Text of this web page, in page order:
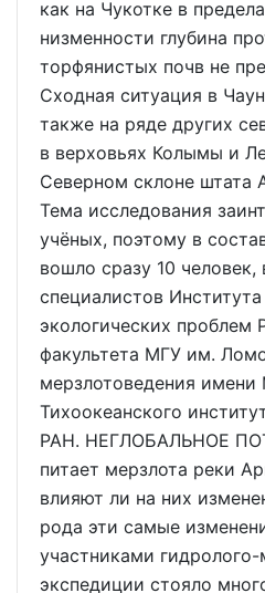
как на Чукотке в
низменности глубина
торфянистых почв не
Сходная ситуация в
также на ряде других
в верховьях Колымы и
Северном склоне штата
Тема исследования
учёных, поэтому в
вошло сразу 10 человек,
специалистов
экологических проблем
факультета МГУ им.
мерзлотоведения
Тихоокеанского
РАН. НЕГЛОБАЛЬНОЕ
питает мерзлота реки
влияют ли на них
рода эти самые
участниками
экспедиции стояло